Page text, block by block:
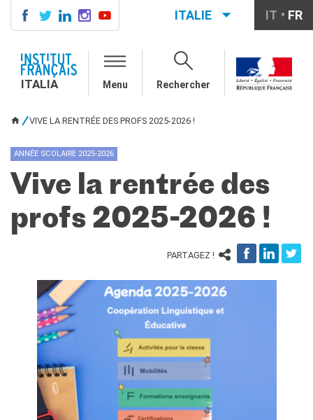
COURS DE FRANÇAIS
LE MONDE SCOLAIRE
Mobilità
Studenti
France-Italie
Nouveau Grand Tour
Exaequa
Operazioni artistiche
CINÉMA ET AUDIOVISUEL
Fuori Sala
La Francia al Cinema
Rendez-vous
Residenza XR
ITALIE IT FR
ITALIA Menu Rechercher
VIVE LA RENTRÉE DES PROFS 2025-2026 !
ANNÉE SCOLAIRE 2025-2026
Vive la rentrée des
profs 2025-2026 !
PARTAGEZ !